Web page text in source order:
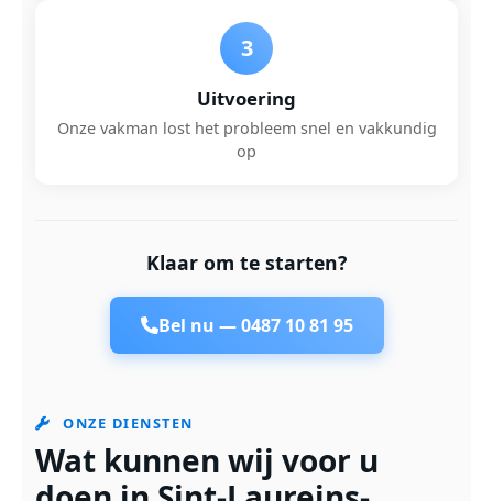
3
Uitvoering
Onze vakman lost het probleem snel en vakkundig
op
Klaar om te starten?
Bel nu —0487 10 81 95
ONZE DIENSTEN
Wat kunnen wij voor u